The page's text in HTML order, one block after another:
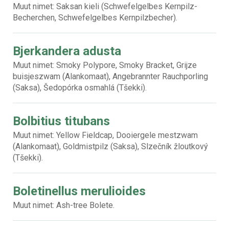
Muut nimet: Saksan kieli (Schwefelgelbes Kernpilz-
Becherchen, Schwefelgelbes Kernpilzbecher).
Bjerkandera adusta
Muut nimet: Smoky Polypore, Smoky Bracket, Grijze
buisjeszwam (Alankomaat), Angebrannter Rauchporling
(Saksa), Šedopórka osmahlá (Tšekki).
Bolbitius titubans
Muut nimet: Yellow Fieldcap, Dooiergele mestzwam
(Alankomaat), Goldmistpilz (Saksa), Slzečník žloutkový
(Tšekki).
Boletinellus merulioides
Muut nimet: Ash-tree Bolete.